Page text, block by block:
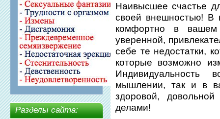
Разделы сайта:
Наивысшее счастье
своей внешностью! В
комфортно в вашем
уверенной,
себе те недостатки,
которые возможно
мышлении, так и в
здоровой,
делами!